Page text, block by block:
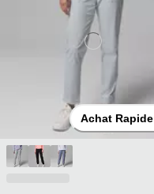
Achat Rapide